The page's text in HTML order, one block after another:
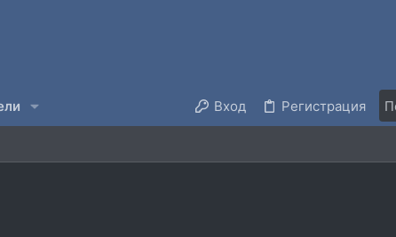
Вход Регистрация